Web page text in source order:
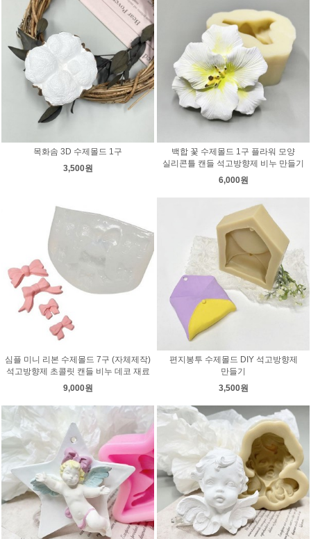
목화솜 3D 수제몰드 1구
3,500원
백합 꽃 수제몰드 1구 플라워 모양
실리콘틀 캔들 석고방향제 비누 만들기
6,000원
심플 미니 리본 수제몰드 7구 (자체제작)
석고방향제 초콜릿 캔들 비누 데코 재료
9,000원
편지봉투 수제몰드 DIY 석고방향제
만들기
3,500원